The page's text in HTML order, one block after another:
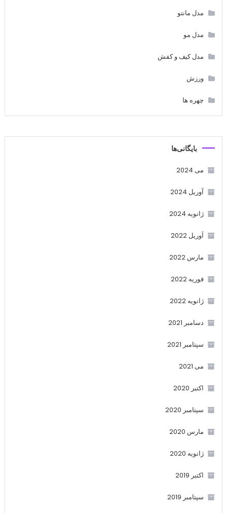
مدل مانتو
مدل مو
مدل کیف و کفش
ورزش
چهره ها
بایگانی‌ها
می 2024
آوریل 2024
ژانویه 2024
آوریل 2022
مارس 2022
فوریه 2022
ژانویه 2022
دسامبر 2021
سپتامبر 2021
می 2021
اکتبر 2020
سپتامبر 2020
مارس 2020
ژانویه 2020
اکتبر 2019
سپتامبر 2019